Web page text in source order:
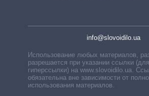
info@slovoidilo.ua
Использование любых материалов,
разрешается при указании ссылки
гиперссылки) на www.slovoidilo.ua.
обязательна вне зависимости от
использования материалов.